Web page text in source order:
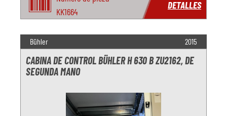
KK1664
DETALLES
Bühler 2015
CABINA DE CONTROL BÜHLER H 630 B ZU2162, DE
SEGUNDA MANO